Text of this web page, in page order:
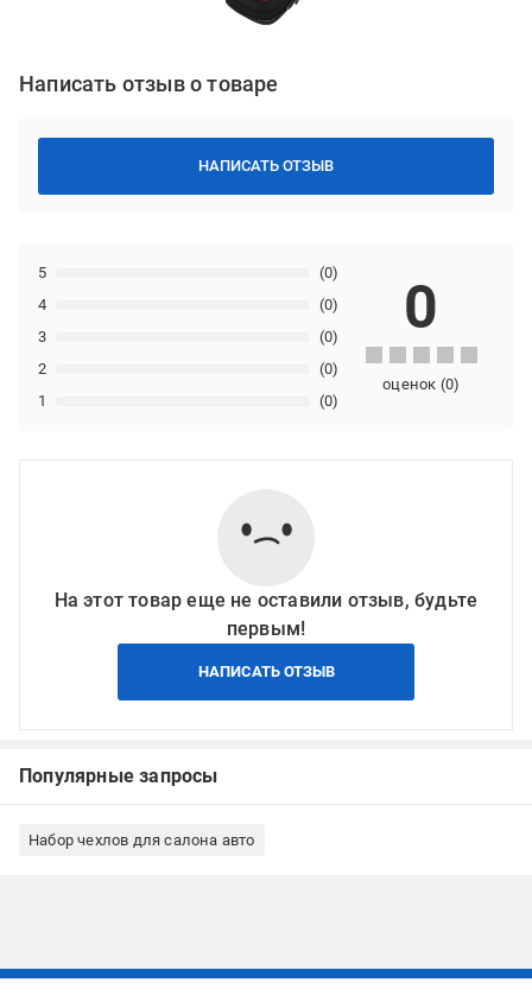
Написать отзыв о товаре
НАПИСАТЬ ОТЗЫВ
1 (0)
2 (0)
3 (0)
4 (0)
5 (0)
0
оценок (0)
На этот товар еще не оставили отзыв, будьте
первым!
НАПИСАТЬ ОТЗЫВ
Популярные запросы
Набор чехлов для салона авто